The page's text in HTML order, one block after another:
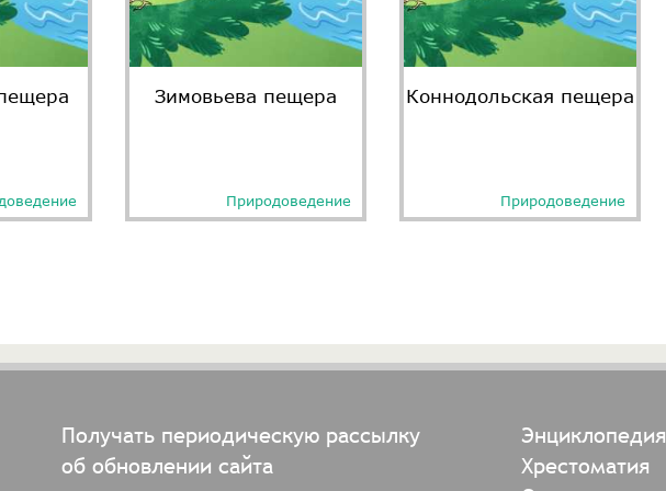
Зимовьева пещера
Природоведение
Коннодольская пещера
Природоведение
Энциклопедия
Хрестоматия
Получать периодическую рассылку
об обновлении сайта